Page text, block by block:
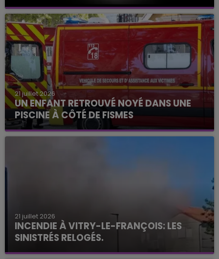
21 juillet 2026
UN ENFANT RETROUVÉ NOYÉ DANS UNE
PISCINE À CÔTÉ DE FISMES
21 juillet 2026
INCENDIE À VITRY-LE-FRANÇOIS: LES
SINISTRÉS RELOGÉS.